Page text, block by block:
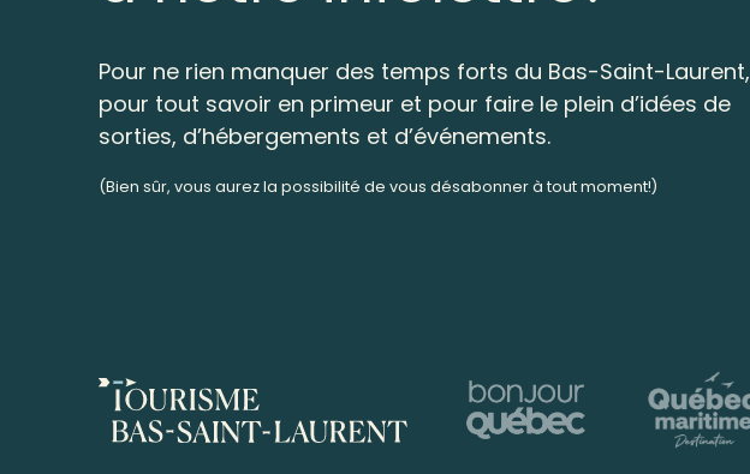
Pour ne rien manquer des temps forts du Bas-Saint-Laurent,
pour tout savoir en primeur et pour faire le plein d’idées de
sorties, d’hébergements et d’événements.
(Bien sûr, vous aurez la possibilité de vous désabonner à tout moment!)